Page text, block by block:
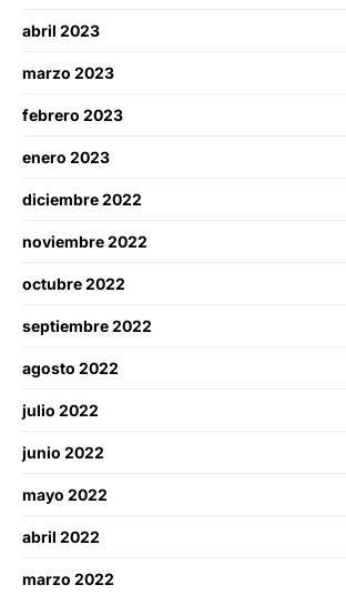
abril 2023
marzo 2023
febrero 2023
enero 2023
diciembre 2022
noviembre 2022
octubre 2022
septiembre 2022
agosto 2022
julio 2022
junio 2022
mayo 2022
abril 2022
marzo 2022